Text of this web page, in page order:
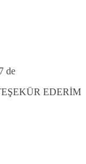
de
EDERİM